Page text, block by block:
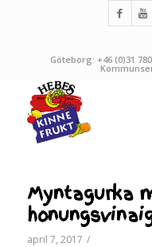
Göteborg: +46 (0)31
Myntagurka
april 7, 2017 /